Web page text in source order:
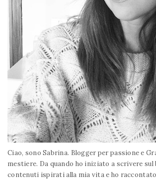
Ciao, sono Sabrina. Blogger per passione e
mestiere. Da quando ho iniziato a scrivere sul
contenuti ispirati alla mia vita e ho